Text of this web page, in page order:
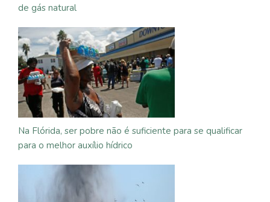
de gás natural
Na Flórida, ser pobre não é suficiente para se qualificar
para o melhor auxílio hídrico